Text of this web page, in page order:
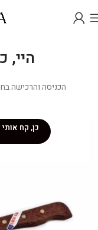
היי,
כן, קח